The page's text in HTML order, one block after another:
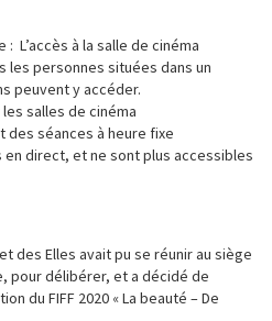
L’accès à la salle de cinéma
personnes situées dans un
peuvent y accéder.
salles de cinéma
des séances à heure fixe
direct, et ne sont plus accessibles
et des Elles avait pu se réunir au siège
pour délibérer, et a décidé de
du FIFF 2020 « La beauté – De